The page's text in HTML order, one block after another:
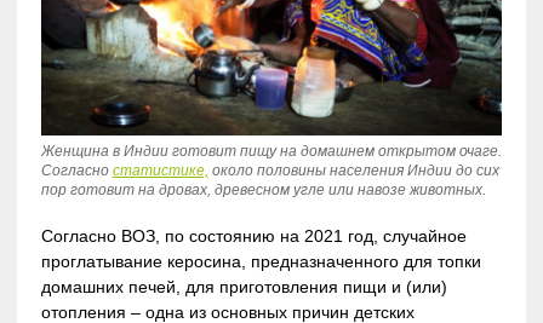
Женщина в Индии готовит пищу на домашнем открытом очаге.
Согласно статистике, около половины населения Индии до сих
пор готовит на дровах, древесном угле или навозе животных.
Согласно ВОЗ, по состоянию на 2021 год, случайное
проглатывание керосина, предназначенного для топки
домашних печей, для приготовления пищи и (или)
отопления – одна из основных причин детских